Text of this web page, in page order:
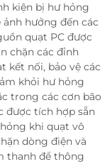
kiện bị hư hỏng
hưởng đến các
quạt PC được
chặn các đỉnh
kết nối, bảo vệ các
khỏi hư hỏng
trong các cơn bão
được tích hợp sẵn
khi quạt vô
dòng điện và
thanh để thông